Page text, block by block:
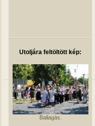
Utoljára feltöltött kép:
Ballagás.